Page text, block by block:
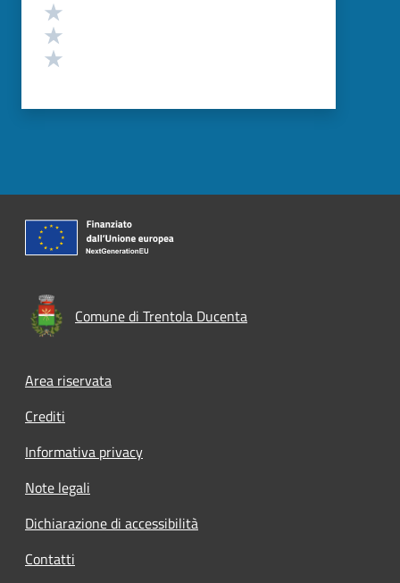
Comune di Trentola Ducenta
Footer menu
Area riservata
Crediti
Informativa privacy
Note legali
Dichiarazione di accessibilità
Contatti